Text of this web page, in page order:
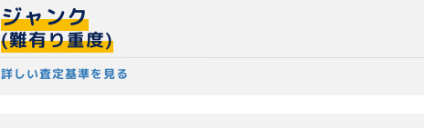
詳しい査定基準を見る
ジャンク
(難有り重度)